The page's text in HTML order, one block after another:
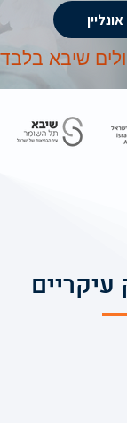
שיבא בלבד
עיקריים